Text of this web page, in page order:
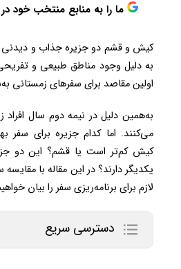
ما را به منابع منتخب خود
کیش و قشم دو جزیره جذاب و دیدنی
به دلیل وجود مناطق طبیعی و
اولین مقاصد برای سفرهای زمستانی
به‌همین دلیل در نیمه دوم سال افراد
می‌کنند. اما کدام جزیره برای سفر
کیش کم‌تر است یا قشم؟ این دو
یکدیگر دارند؟ در این مقاله با
لازم برای برنامه‌ریزی سفر را بیان
دسترسی سریع